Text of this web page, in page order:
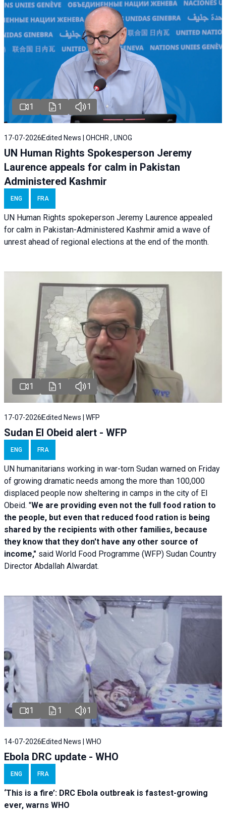
1 1 1
17-07-2026 Edited News | OHCHR , UNOG
UN Human Rights Spokesperson Jeremy
Laurence appeals for calm in Pakistan
Administered Kashmir
ENG FRA
UN Human Rights spokeperson Jeremy Laurence appealed
for calm in Pakistan-Administered Kashmir amid a wave of
unrest ahead of regional elections at the end of the month.
1 1 1
17-07-2026 Edited News | WFP
Sudan El Obeid alert - WFP
ENG FRA
UN humanitarians working in war-torn Sudan warned on Friday
of growing dramatic needs among the more than 100,000
displaced people now sheltering in camps in the city of El
Obeid. "We are providing even not the full food ration to
the people, but even that reduced food ration is being
shared by the recipients with other families, because
they know that they don't have any other source of
income," said World Food Programme (WFP) Sudan Country
Director Abdallah Alwardat.
1 1 1
14-07-2026 Edited News | WHO
Ebola DRC update - WHO
ENG FRA
‘This is a fire’: DRC Ebola outbreak is fastest-growing
ever, warns WHO